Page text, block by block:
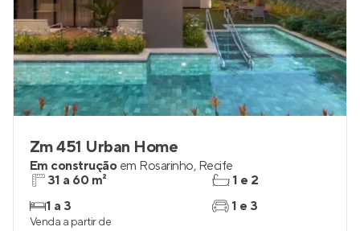
Zm 451 Urban Home
Em construção em Rosarinho, Recife
31 a 60 m²
1 a 3
1 e 2
1 e 3
Venda a partir de